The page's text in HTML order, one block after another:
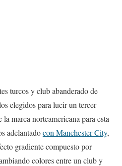
turcos y club abanderado de
elegidos para lucir un tercer
marca norteamericana para esta
adelantadocon Manchester City,
gradiente compuesto por
colores entre un club y